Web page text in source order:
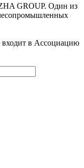
GROUP. Один из
в Ассоциацию